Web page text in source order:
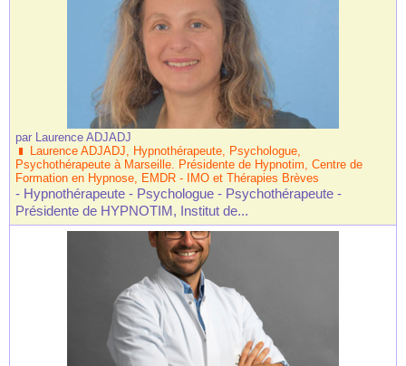
par Laurence ADJADJ
Laurence ADJADJ, Hypnothérapeute, Psychologue,
Psychothérapeute à Marseille. Présidente de Hypnotim, Centre de
Formation en Hypnose, EMDR - IMO et Thérapies Brèves
- Hypnothérapeute - Psychologue - Psychothérapeute -
Présidente de HYPNOTIM, Institut de...